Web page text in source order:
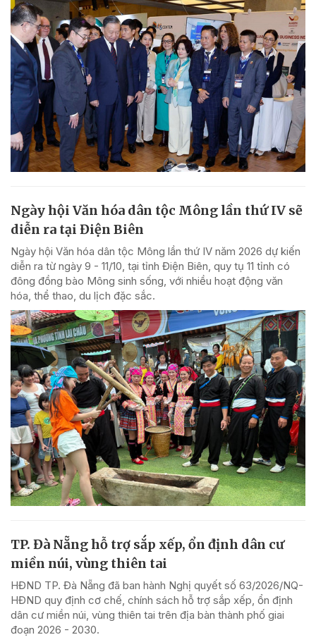
Ngày hội Văn hóa dân tộc Mông lần thứ IV sẽ
diễn ra tại Điện Biên
Ngày hội Văn hóa dân tộc Mông lần thứ IV năm 2026 dự kiến
diễn ra từ ngày 9 - 11/10, tại tỉnh Điện Biên, quy tụ 11 tỉnh có
đông đồng bào Mông sinh sống, với nhiều hoạt động văn
hóa, thể thao, du lịch đặc sắc.
TP. Đà Nẵng hỗ trợ sắp xếp, ổn định dân cư
miền núi, vùng thiên tai
HĐND TP. Đà Nẵng đã ban hành Nghị quyết số 63/2026/NQ-
HĐND quy định cơ chế, chính sách hỗ trợ sắp xếp, ổn định
dân cư miền núi, vùng thiên tai trên địa bàn thành phố giai
đoạn 2026 - 2030.